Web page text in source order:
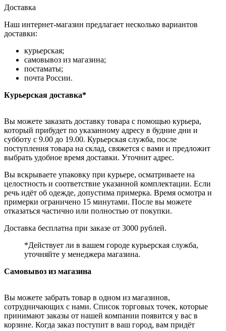
Доставка
Наш интернет-магазин предлагает несколько вариантов
доставки:
курьерская;
самовывоз из магазина;
постаматы;
почта России.
Курьерская доставка*
Вы можете заказать доставку товара с помощью курьера,
который прибудет по указанному адресу в будние дни и
субботу с 9.00 до 19.00. Курьерская служба, после
поступления товара на склад, свяжется с вами и предложит
выбрать удобное время доставки. Уточнит адрес.
Вы вскрываете упаковку при курьере, осматриваете на
целостность и соответствие указанной комплектации. Если
речь идёт об одежде, допустима примерка. Время осмотра и
примерки ограничено 15 минутами. После вы можете
отказаться частично или полностью от покупки.
Доставка бесплатна при заказе от 3000 рублей.
*Действует ли в вашем городе курьерская служба,
уточняйте у менеджера магазина.
Самовывоз из магазина
Вы можете забрать товар в одном из магазинов,
сотрудничающих с нами. Список торговых точек, которые
принимают заказы от нашей компании появится у вас в
корзине. Когда заказ поступит в ваш город, вам придёт